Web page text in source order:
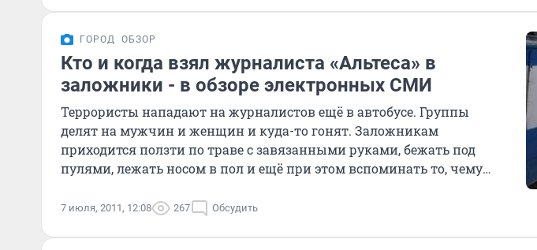
ГОРОД ОБЗОР
Кто и когда взял журналиста «Альтеса» в
заложники - в обзоре электронных СМИ
Террористы нападают на журналистов ещё в автобусе. Группы
делят на мужчин и женщин и куда-то гонят. Заложникам
приходится ползти по траве с завязанными руками, бежать под
пулями, лежать носом в пол и ещё при этом вспоминать то, чему
7 июля, 2011, 12:08 267 Обсудить